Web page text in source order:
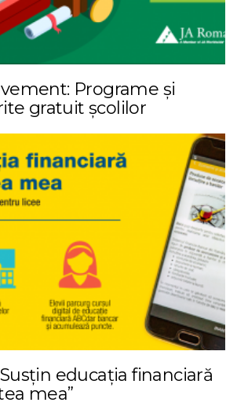
Programe și
gratuit școlilor
educația financiară
mea”